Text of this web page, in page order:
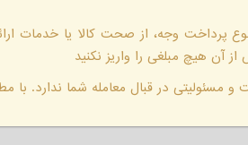
پرداخت وجه، از صحت کالا یا خدمات
آن هیچ مبلغی را واریز نکنید
مسئولیتی در قبال معامله شما ندارد. با